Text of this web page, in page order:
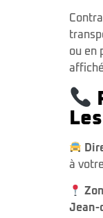
ou en
à
Jean-